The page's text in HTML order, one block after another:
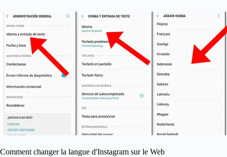
Comment changer la langue d'Instagram sur le Web